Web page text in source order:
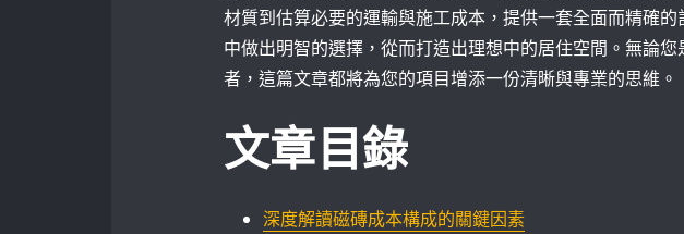
材質到估算必要的運輸與施工成本，提供一套全面而精確
中做出明智的選擇，從而打造出理想中的居住空間。無論
者，這篇文章都將為您的項目增添一份清晰與專業的思維。
文章目錄
深度解讀磁磚成本構成的關鍵因素